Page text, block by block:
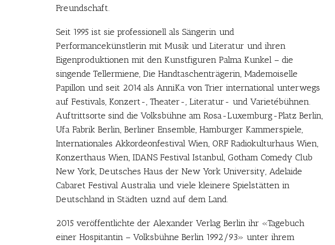
Freundschaft.
Seit 1995 ist sie professionell als Sängerin und
Performancekünstlerin mit Musik und Literatur und ihren
Eigenproduktionen mit den Kunstfiguren Palma Kunkel – die
singende Tellermiene, Die Handtaschenträgerin, Mademoiselle
Papillon und seit 2014 als AnniKa von Trier international unterwegs
auf Festivals, Konzert-, Theater-, Literatur- und Varietébühnen.
Auftrittsorte sind die Volksbühne am Rosa-Luxemburg-Platz Berlin,
Ufa Fabrik Berlin, Berliner Ensemble, Hamburger Kammerspiele,
Internationales Akkordeonfestival Wien, ORF Radiokulturhaus Wien,
Konzerthaus Wien, IDANS Festival Istanbul, Gotham Comedy Club
New York, Deutsches Haus der New York University, Adelaide
Cabaret Festival Australia und viele kleinere Spielstätten in
Deutschland in Städten uznd auf dem Land.
2015 veröffentlichte der Alexander Verlag Berlin ihr «Tagebuch
einer Hospitantin – Volksbühne Berlin 1992/93» unter ihrem